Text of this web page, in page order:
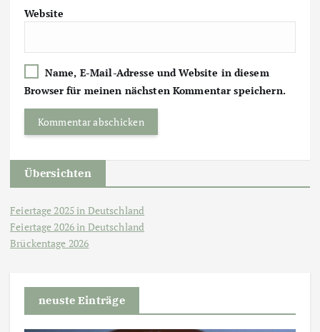
Website
Name, E-Mail-Adresse und Website in diesem
Browser für meinen nächsten Kommentar speichern.
Übersichten
Feiertage 2025 in Deutschland
Feiertage 2026 in Deutschland
Brückentage 2026
neuste Einträge